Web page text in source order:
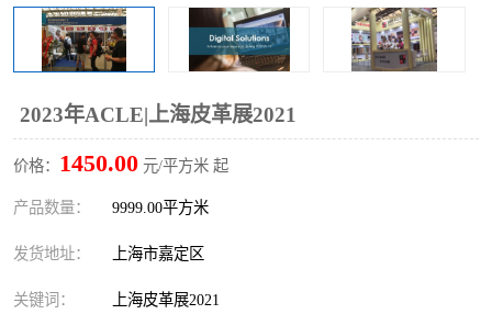
2023年ACLE|上海皮革展2021
价格： 1450.00 元/平方米 起
产品数量： 9999.00平方米
发货地址： 上海市嘉定区
关键词： 上海皮革展2021